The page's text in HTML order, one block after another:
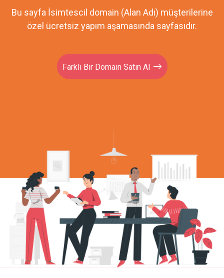
Bu sayfa İsimtescil domain (Alan Adı) müşterilerine
özel ücretsiz yapım aşamasında sayfasıdır.
Farklı Bir Domain Satın Al